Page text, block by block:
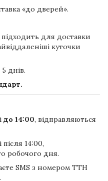
«до дверей».
для доставки
куточки
днів.
до 14:00, відправляються
14:00,
робочого дня.
SMS з номером ТТН